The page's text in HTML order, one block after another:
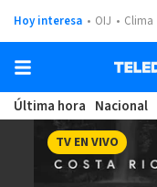
Hoy interesa OIJ Clima
Última hora Nacional
TV EN VIVO